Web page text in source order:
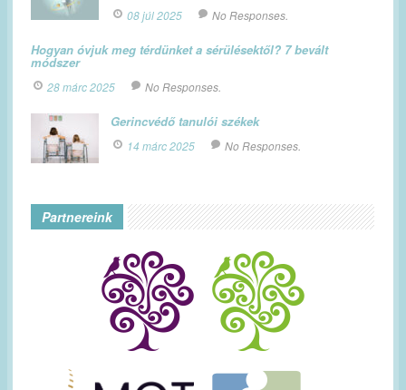
08 júl 2025 No Responses.
Hogyan óvjuk meg térdünket a sérülésektől? 7 bevált
módszer
28 márc 2025 No Responses.
Gerincvédő tanulói székek
14 márc 2025 No Responses.
Partnereink